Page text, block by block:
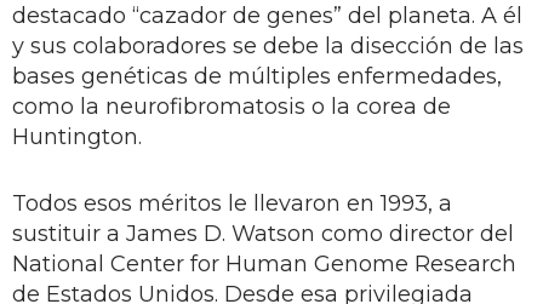
destacado “cazador de genes” del planeta. A él
y sus colaboradores se debe la disección de las
bases genéticas de múltiples enfermedades,
como la neurofibromatosis o la corea de
Huntington.
Todos esos méritos le llevaron en 1993, a
sustituir a James D. Watson como director del
National Center for Human Genome Research
de Estados Unidos. Desde esa privilegiada